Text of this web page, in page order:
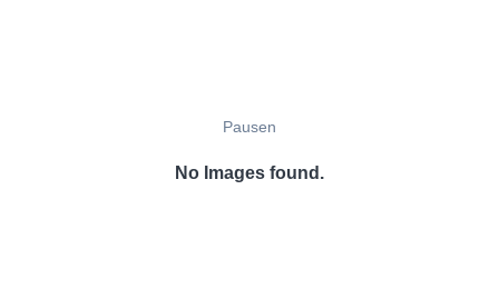
Pausen
No Images found.